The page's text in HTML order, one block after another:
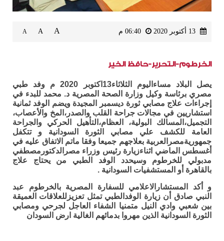
A
A
A
الخرطوم-التحرير-حافظ الخير
يصل البلاد مساءاليوم الثلاثاء13اكتوبر 2020 م وفد طبي
مصري برئاسة وكيل وزارة الصحة المصرية د. محمد للبدء في
إجراءات علاج مصابي ثورة ديسمبر المجيدة ويضم الوفد ثمانية
استشاريين في مجالات جراحة القلب والصدر،المخ والأعصاب،
التجميل،المسالك البولية، العظام،التأهيل الحركي والجراحة
العامة للكشف علي مصابي الثورة السودانية و تتكفل
جمهوريةمصرالعربية بعلاجهم جميعا وفقا ماتم الاتفاق عليه في
أغسطس الماضي اثناءزيارة رئيس وزراء مصرالدكتورمصطفي
مدبولي للخرطوم وسيحدد الوفد الطبي من يحتاج علاج
بالقاهرة أو المستشفيات السودانية .
و أكد المستشارالاعلامي للسفارة المصرية بالخرطوم عبد
النبي صادق أن زيارة الوفدالطبي تمثل تعزيزللعلاقات العميقة
بين شعبي وادي النيل متمنيا الشفاء العاجل لجرحي ومصابي
الثورة السودانية الذين مهروا بدمائهم الغالية ارض السودان